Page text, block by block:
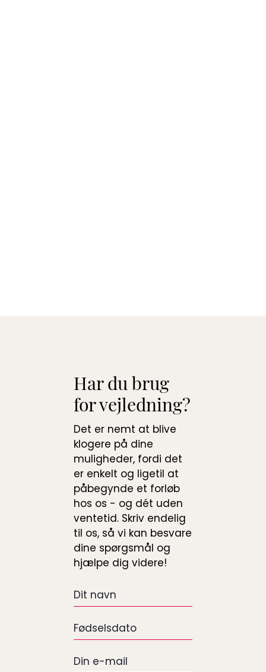
Har du brug
for vejledning?
Det er nemt at blive
klogere på dine
muligheder, fordi det
er enkelt og ligetil at
påbegynde et forløb
hos os - og dét uden
ventetid. Skriv endelig
til os, så vi kan besvare
dine spørgsmål og
hjælpe dig videre!
Dit
Fødselsdato
e-